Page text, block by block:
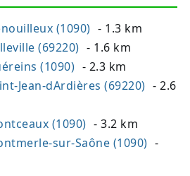
(1090) - 1.3 km
(69220) - 1.6 km
(1090) - 2.3 km
Jean-dArdières (69220) - 2.6
(1090) - 3.2 km
sur-Saône (1090) -